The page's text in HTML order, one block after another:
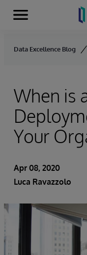
Skip to content
Menu
Data Excellence Blog
When is
Your
Apr 08, 2020
Luca Ravazzolo